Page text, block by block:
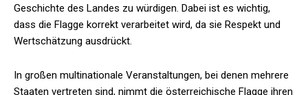
Geschichte des Landes zu würdigen. Dabei ist es wichtig,
dass die Flagge korrekt verarbeitet wird, da sie Respekt und
Wertschätzung ausdrückt.
In großen multinationale Veranstaltungen, bei denen mehrere
Staaten vertreten sind, nimmt die österreichische Flagge ihren